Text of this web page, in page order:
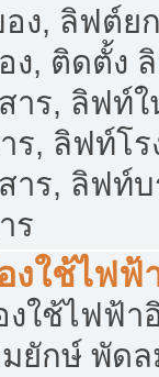
ง, ลิฟต์ย
ง, ติดตั้ง
าร, ลิฟท์
ร, ลิฟท์โ
าร, ลิฟท์
ร
งใช้ไฟฟ้
งใช้ไฟฟ้า
ยักษ์ พัด